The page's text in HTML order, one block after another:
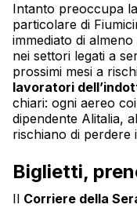
Intanto preoccupa
particolare di
immediato di
nei settori legati a
prossimi mesi a
lavoratori
chiari: ogni aereo
dipendente Alitalia,
rischiano di perdere
Biglietti,
Il Corriere della